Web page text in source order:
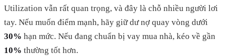
Utilization vẫn rất quan trọng, và đây là chỗ nhiều người lơi
tay. Nếu muốn điểm mạnh, hãy giữ dư nợ quay vòng dưới
30% hạn mức. Nếu đang chuẩn bị vay mua nhà, kéo về gần
10% thường tốt hơn.